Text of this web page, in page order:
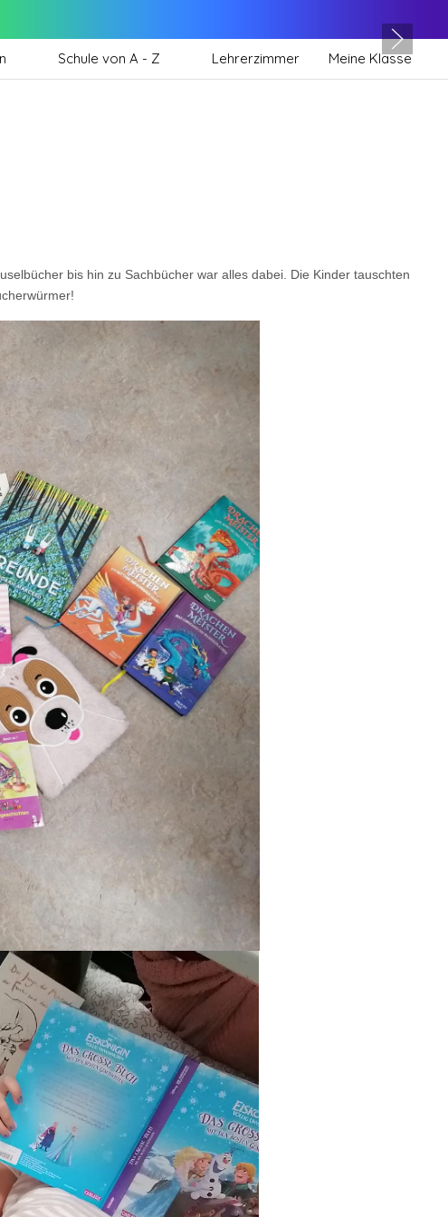
Schule von A - Z Lehrerzimmer Meine Klasse
bis hin zu Sachbücher war alles dabei. Die Kinder tauschten